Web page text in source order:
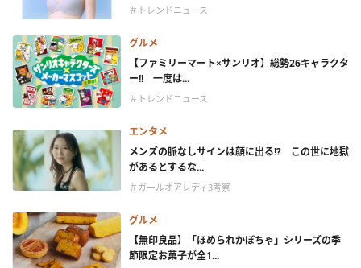
＃トレンドニュース
グルメ
【ファミリーマート×サンリオ】総勢26キャラクタ
ー!! 一度は...
＃トレンドニュース
エンタメ
メンズの脈なしサインは顔に出る!? この世に地獄
があるとするな...
＃ガールオアレディ3考察
グルメ
【無印良品】「ほめられかぼちゃ」シリーズの季
節限定お菓子が全1...